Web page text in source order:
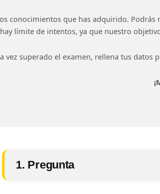
conocimientos que has adquirido. Podrás
límite de intentos, ya que nuestro
vez superado el examen, rellena tus datos
1. Pregunta